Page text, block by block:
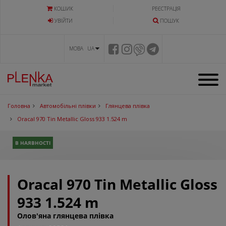
КОШИК
РЕЄСТРАЦІЯ
УВIЙТИ
ПОШУК
МОВА UA
Головна Автомобільні плівки
Глянцева плівка
Oracal 970 Tin Metallic Gloss 933 1.524 m
В НАЯВНОСТІ
Oracal 970 Tin Metallic Gloss
933 1.524 m
Олов'яна глянцева плівка